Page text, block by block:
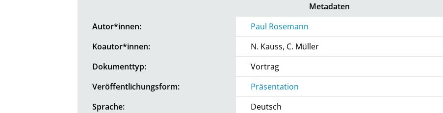
Metadaten
Autor*innen:
Paul Rosemann
Koautor*innen:
N. Kauss, C. Müller
Dokumenttyp:
Vortrag
Veröffentlichungsform:
Präsentation
Sprache:
Deutsch